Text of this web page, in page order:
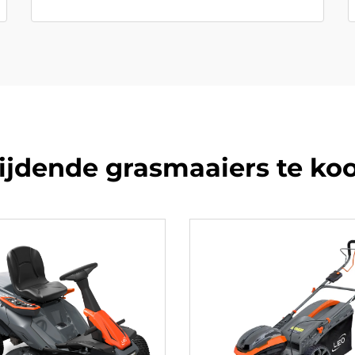
grasmaaiers te